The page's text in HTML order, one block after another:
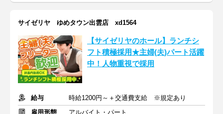
サイゼリヤ ゆめタウン出雲店 xd1564
【サイゼリヤのホール】ランチシ
フト積極採用★主婦(夫)パート活躍
中！人物重視で採用
給与
時給1200円～＋交通費支給 ※規定あり
雇用形態
アルバイト・パート